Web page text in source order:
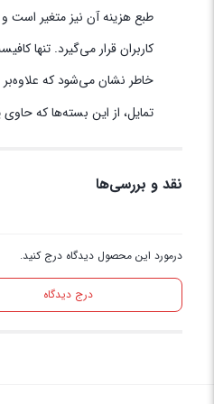
طبع هزینه آن نیز متغیر است
کاربران قرار می‌گیرد. تنها
خاطر نشان می‌شود که
تمایل، از این بسته‌ها که
نقد و بررسی‌ها
درمورد این محصول دیدگاه درج کنید.
درج دیدگاه